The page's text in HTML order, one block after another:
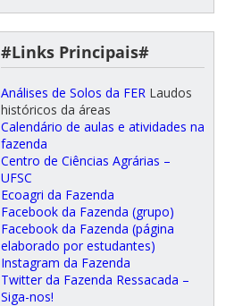
#Links Principais#
Análises de Solos da FER Laudos
históricos da áreas
Calendário de aulas e atividades na
fazenda
Centro de Ciências Agrárias –
UFSC
Ecoagri da Fazenda
Facebook da Fazenda (grupo)
Facebook da Fazenda (página
elaborado por estudantes)
Instagram da Fazenda
Twitter da Fazenda Ressacada –
Siga-nos!